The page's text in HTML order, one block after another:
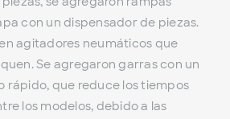
con un dispensador de piezas.
agitadores neumáticos que
Se agregaron garras con un
rápido, que reduce los tiempos
los modelos, debido a las